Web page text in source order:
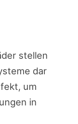
stellen
dar
um
in